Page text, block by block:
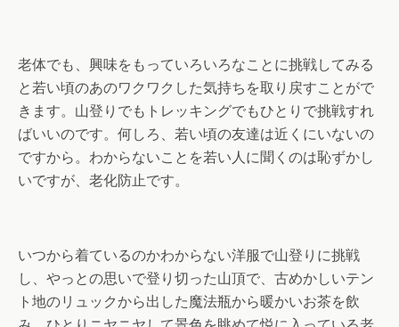
老体でも、興味をもっていろいろなことに挑戦してみる
と若い頃のあのワクワクした気持ちを取り戻すことがで
きます。山登りでもトレッキングでもひとりで挑戦すれ
ばいいのです。何しろ、若い頃の友達は近くにいないの
ですから。わからないことを若い人に聞くのは恥ずかし
いですが、老化防止です。
いつから着ているのかわからない洋服で山登りに挑戦
し、やっとの思いで登り切った山頂で、古めかしいテン
ト地のリュックから出した魔法瓶から暖かいお茶を飲